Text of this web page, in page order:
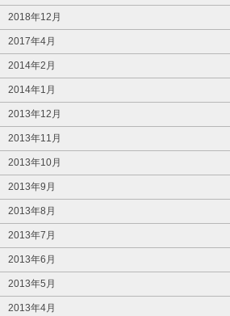
2018年12月
2017年4月
2014年2月
2014年1月
2013年12月
2013年11月
2013年10月
2013年9月
2013年8月
2013年7月
2013年6月
2013年5月
2013年4月